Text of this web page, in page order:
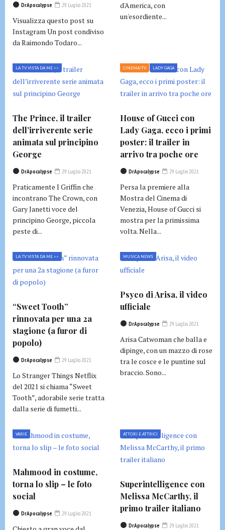
DrApocalypse 29 Luglio 2021
Visualizza questo post su
Instagram Un post condiviso
da Raimondo Todaro...
d'America, con
un'esordiente...
LA TV VISTA DA ME >>
The Prince, il trailer
dell’irriverente serie
animata sul principino
George
DrApocalypse 29 Luglio 2021
Praticamente I Griffin che
incontrano The Crown, con
Gary Janetti voce del
principino George, piccola
peste di...
CINEMA/TV LADY GAGA
House of Gucci con
Lady Gaga, ecco i primi
poster: il trailer in
arrivo tra poche ore
DrApocalypse 29 Luglio 2021
Persa la premiere alla
Mostra del Cinema di
Venezia, House of Gucci si
mostra per la primissima
volta. Nella...
LA TV VISTA DA ME >>
“Sweet Tooth”
rinnovata per una 2a
stagione (a furor di
popolo)
DrApocalypse 29 Luglio 2021
Lo Stranger Things Netflix
del 2021 si chiama “Sweet
Tooth”, adorabile serie tratta
dalla serie di fumetti...
MUSICA NEWS
Psyco di Arisa, il video
ufficiale
DrApocalypse 29 Luglio 2021
Arisa Catwoman che balla e
dipinge, con un mazzo di rose
tra le cosce e le puntine sul
braccio. Sono...
VARIE
Mahmood in costume,
torna lo slip – le foto
social
DrApocalypse 29 Luglio 2021
ATTORI E ATTRICI
Superintelligence con
Melissa McCarthy, il
primo trailer italiano
DrApocalypse 29 Luglio 2021